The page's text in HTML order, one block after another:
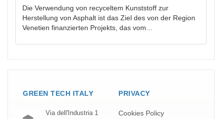
Die Verwendung von recyceltem Kunststoff zur
Herstellung von Asphalt ist das Ziel des von der Region
Venetien finanzierten Projekts, das vom...
GREEN TECH ITALY
Via dell'Industria 1
PRIVACY
Cookies Policy